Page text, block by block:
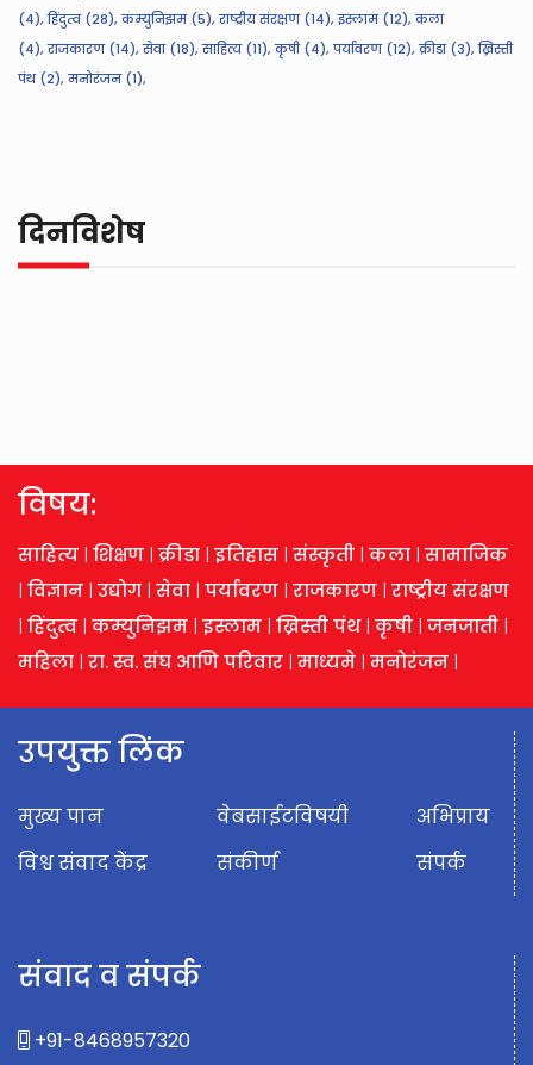
(4), हिंदुत्व (28), कम्युनिझम (5), राष्ट्रीय संरक्षण (14), इस्लाम (12), कला
(4), राजकारण (14), सेवा (18), साहित्य (11), कृषी (4), पर्यावरण (12), क्रीडा (3), ख्रिस्ती
पंथ (2), मनोरंजन (1),
दिनविशेष
विषय:
साहित्य | शिक्षण | क्रीडा | इतिहास | संस्कृती | कला | सामाजिक
| विज्ञान | उद्योग | सेवा | पर्यावरण | राजकारण | राष्ट्रीय संरक्षण
| हिंदुत्व | कम्युनिझम | इस्लाम | ख्रिस्ती पंथ| कृषी | जनजाती |
महिला | रा. स्व. संघ आणि परिवार | माध्यमे | मनोरंजन |
उपयुक्त लिंक
मुख्य पान
विश्व संवाद केंद्र
वेबसाईटविषयी
संकीर्ण
अभिप्राय
संपर्क
संवाद व संपर्क
+91-8468957320